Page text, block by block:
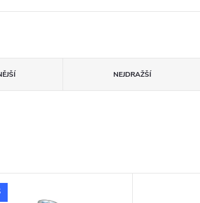
NEJDRAŽŠÍ